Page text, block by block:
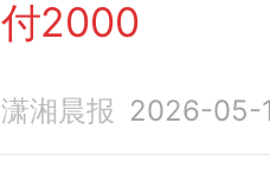
付2000
潇湘晨报 2026-05-